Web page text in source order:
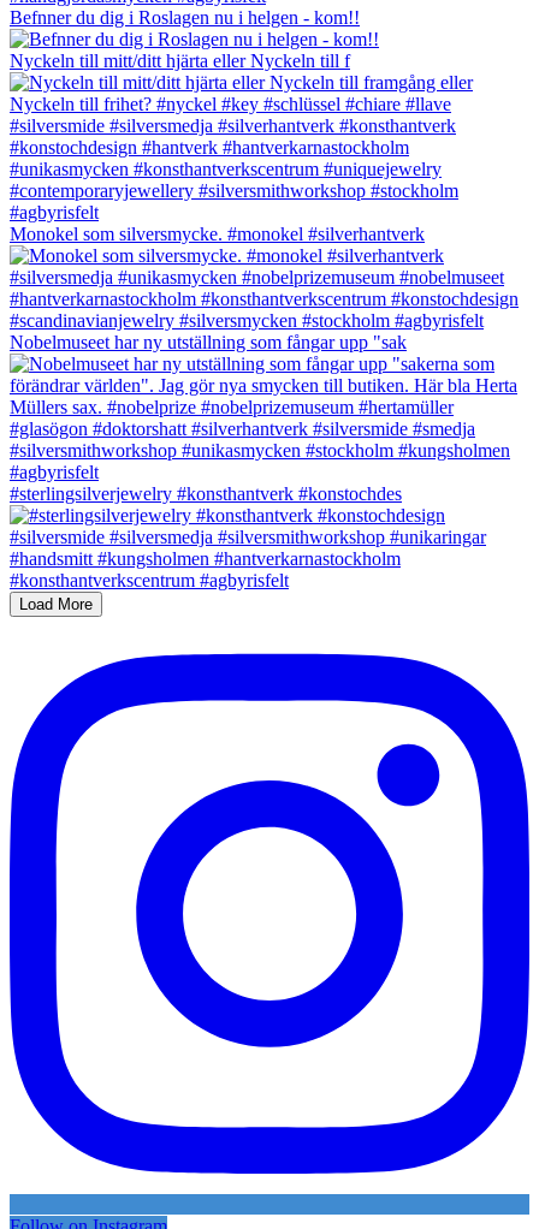
Befnner du dig i Roslagen nu i helgen - kom!!
Nyckeln till mitt/ditt hjärta eller Nyckeln till f
Monokel som silversmycke. #monokel #silverhantverk
Nobelmuseet har ny utställning som fångar upp "sak
#sterlingsilverjewelry #konsthantverk #konstochdes
Load More